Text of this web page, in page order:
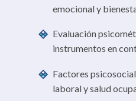
emocional y
Evaluación
instrumentos en
Factores
laboral y salud